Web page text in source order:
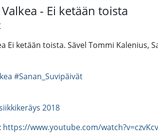
- Ei ketään toista
Ei ketään toista. Sävel Tommi Kalenius,
#Sanan_Suvipäivät
2018
https://www.youtube.com/